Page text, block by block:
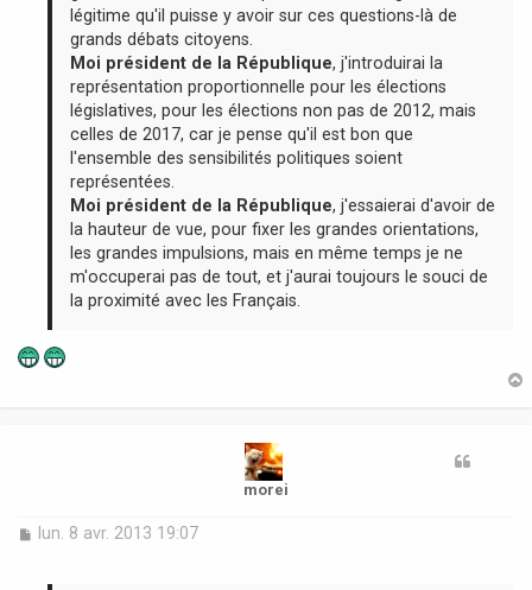
légitime qu'il puisse y avoir sur ces questions-là de
grands débats citoyens.
Moi président de la République, j'introduirai la
représentation proportionnelle pour les élections
législatives, pour les élections non pas de 2012, mais
celles de 2017, car je pense qu'il est bon que
l'ensemble des sensibilités politiques soient
représentées.
Moi président de la République, j'essaierai d'avoir de
la hauteur de vue, pour fixer les grandes orientations,
les grandes impulsions, mais en même temps je ne
m'occuperai pas de tout, et j'aurai toujours le souci de
la proximité avec les Français.
morei
Mlun. 8 avr. 2013 19:07